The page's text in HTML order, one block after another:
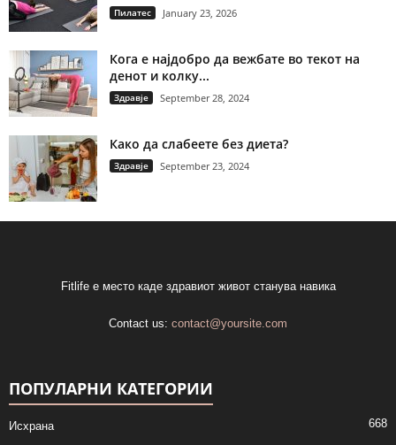
Пилатес January 23, 2026
Кога е најдобро да вежбате во текот на
денот и колку...
Здравје September 28, 2024
Како да слабеете без диета?
Здравје September 23, 2024
Fitlife е место каде здравиот живот станува навика
Contact us: contact@yoursite.com
ПОПУЛАРНИ КАТЕГОРИИ
Исхрана
668